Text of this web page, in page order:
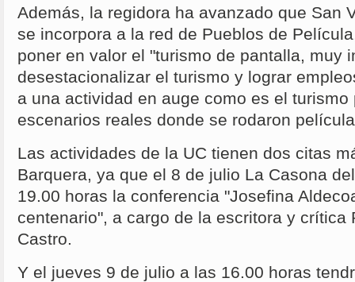
Además, la regidora ha avanzado que San
se incorpora a la red de Pueblos de
poner en valor el "turismo de pantalla, muy
desestacionalizar el turismo y lograr
a una actividad en auge como es el turismo
escenarios reales donde se rodaron
Las actividades de la UC tienen dos citas
Barquera, ya que el 8 de julio La Casona
19.00 horas la conferencia "Josefina
centenario", a cargo de la escritora y crítica
Castro.
Y el jueves 9 de julio a las 16.00 horas